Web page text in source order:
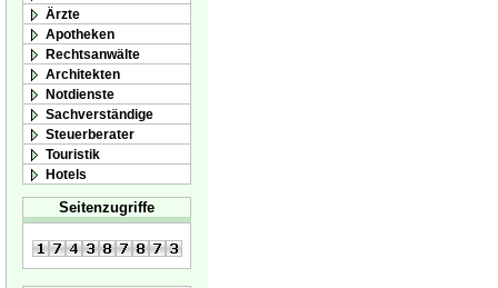
Ärzte
Apotheken
Rechtsanwälte
Architekten
Notdienste
Sachverständige
Steuerberater
Touristik
Hotels
Seitenzugriffe